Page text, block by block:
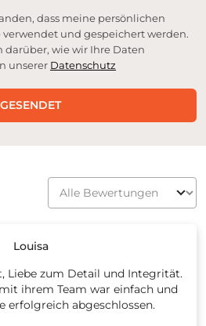
dass meine persönlichen
verwendet und gespeichert werden.
wie wir Ihre Daten
unserer Datenschutz
GESENDET
Louisa
Liebe zum Detail und Integrität.
ihrem Team war einfach und
erfolgreich abgeschlossen.